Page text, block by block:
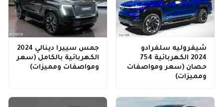
شيفروليه سلفرادو
2024 الكهربائية 754
حصان (سعر ومواصفات
ومميزات)
جمس سييرا دينالي 2024
الكهربائية بالكامل (سعر
ومواصفات ومميزات)